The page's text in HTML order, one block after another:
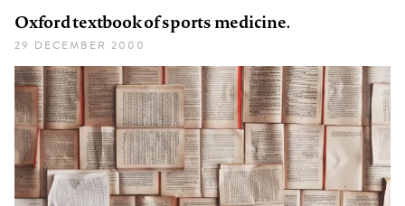
Oxford textbook of sports medicine.
29 DECEMBER 2000